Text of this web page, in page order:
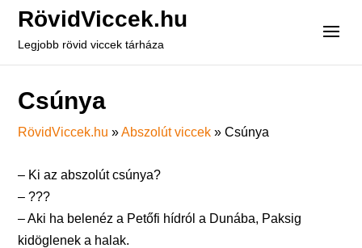
RövidViccek.hu
Legjobb rövid viccek tárháza
Csúnya
RövidViccek.hu »Abszolút viccek »Csúnya
– Ki az abszolút csúnya?
– ???
– Aki ha belenéz a Petőfi hídról a Dunába, Paksig
kidöglenek a halak.